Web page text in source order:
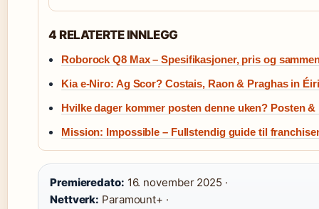
4 RELATERTE INNLEGG
Roborock Q8 Max – Spesifikasjoner, pris og
Kia e-Niro: Ag Scor? Costais, Raon & Praghas in
Hvilke dager kommer posten denne uken? Posten
Mission: Impossible – Fullstendig guide til
Premieredato: 16. november 2025 ·
Nettverk: Paramount+ ·